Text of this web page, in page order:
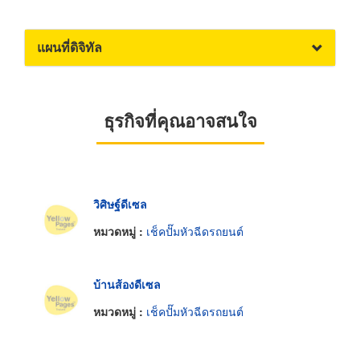
แผนที่ดิจิทัล
ธุรกิจที่คุณอาจสนใจ
วิศิษฐ์ดีเซล
หมวดหมู่ : เช็คปั๊มหัวฉีดรถยนต์
บ้านส้องดีเซล
หมวดหมู่ : เช็คปั๊มหัวฉีดรถยนต์